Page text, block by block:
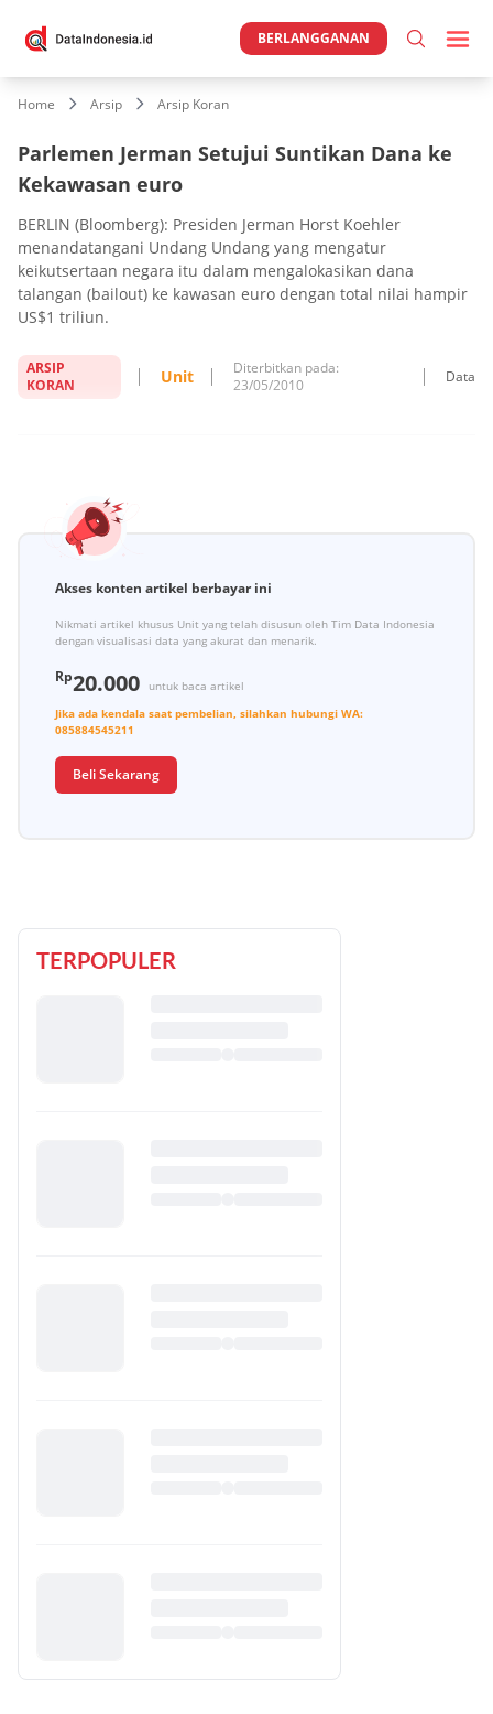
BERLANGGANAN
Home Arsip Arsip Koran
Parlemen Jerman Setujui Suntikan Dana ke
Kekawasan euro
BERLIN (Bloomberg): Presiden Jerman Horst Koehler
menandatangani Undang Undang yang mengatur
keikutsertaan negara itu dalam mengalokasikan dana
talangan (bailout) ke kawasan euro dengan total nilai hampir
US$1 triliun.
ARSIP
KORAN
Unit
Diterbitkan pada:
23/05/2010
Data
Akses konten artikel berbayar ini
Nikmati artikel khusus Unit yang telah disusun oleh Tim Data Indonesia
dengan visualisasi data yang akurat dan menarik.
Rp20.000
untuk baca artikel
Jika ada kendala saat pembelian, silahkan hubungi WA:
085884545211
Beli Sekarang
TERPOPULER